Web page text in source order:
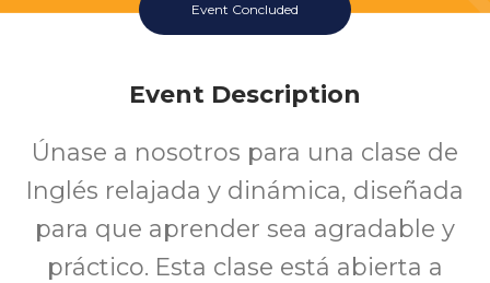
Event Concluded
Event Description
Únase a nosotros para una clase de
Inglés relajada y dinámica, diseñada
para que aprender sea agradable y
práctico. Esta clase está abierta a